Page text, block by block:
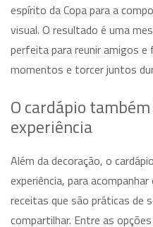
espírito da Copa para a
visual. O resultado é uma
perfeita para reunir amigos
momentos e torcer juntos
O cardápio
experiência
Além da decoração, o
experiência, para
receitas que são práticas de
compartilhar. Entre as